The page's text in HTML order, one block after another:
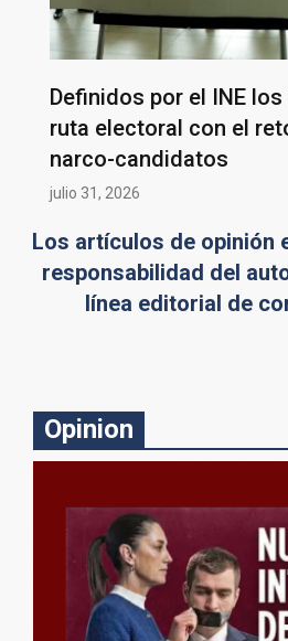
Definidos por el INE
ruta electoral con el
narco-candidatos
julio 31, 2026
Los artículos de opinión
responsabilidad del
línea editorial de
Opinion